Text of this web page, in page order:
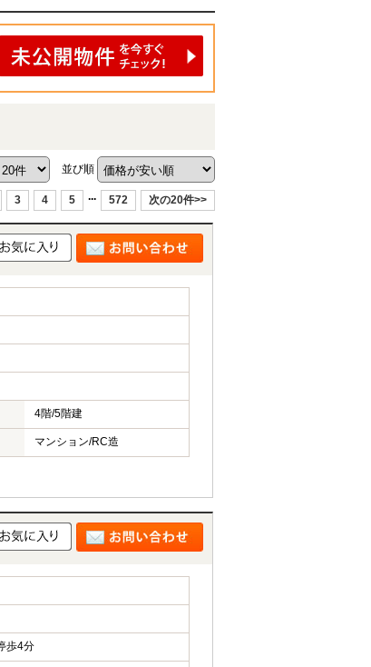
並び順
3 4 5 ... 572 次の20件>>
4階/5階建
マンション/RC造
歩4分